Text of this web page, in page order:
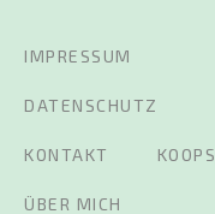
IMPRESSUM
DATENSCHUTZ
KONTAKT KOOPS
ÜBER MICH